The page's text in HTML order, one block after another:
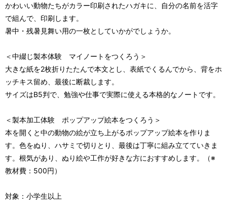
かわいい動物たちがカラー印刷されたハガキに、自分の名前を活字
で組んで、印刷します。
暑中・残暑見舞い用の一枚としていかがでしょうか。
＜中綴じ製本体験 マイノートをつくろう＞
大きな紙を2枚折りたたんで本文とし、表紙でくるんでから、背をホ
ッチキス留め、最後に断裁します。
サイズはB5判で、勉強や仕事で実際に使える本格的なノートです。
＜製本加工体験 ポップアップ絵本をつくろう＞
本を開くと中の動物の絵が立ち上がるポップアップ絵本を作りま
す。色をぬり、ハサミで切りとり、最後は丁寧に組み立てていきま
す。根気があり、ぬり絵や工作が好きな方におすすめします。（※
教材費：500円）
対象：小学生以上